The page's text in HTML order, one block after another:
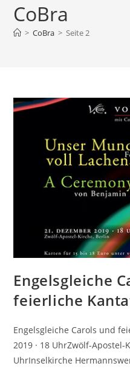
CoBra
> CoBra > Seite 2
Engelsgleiche
feierliche
Engelsgleiche Carols und
2019 · 18 UhrZwölf-
UhrInselkirche